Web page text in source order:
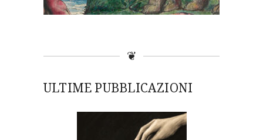
❦
ULTIME PUBBLICAZIONI